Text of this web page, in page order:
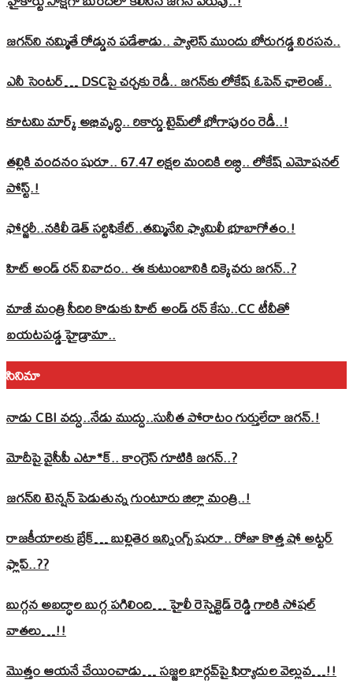
జగన్‌ని నమ్మితే రోడ్డున పడేశాడు.. ప్యాలెస్‌ ముందు బోరుగడ్డ నిరసన..
ఎనీ సెంటర్‌… DSCపై చర్చకు రెడీ.. జగన్‌కు లోకేష్‌ ఓపెన్ ఛాలెంజ్..
కూటమి మార్క్ అభివృద్ధి.. రికార్డు టైమ్‌లో భోగాపురం రెడీ..!
తల్లికి వందనం షురూ.. 67.47 లక్షల మందికి లబ్ధి.. లోకేష్‌ ఎమోషనల్
పోస్ట్‌.!
ఫోర్జరీ..నకిలీ డెత్ సర్టిఫికేట్..తమ్మినేని ఫ్యామిలీ భూబాగోతం.!
హిట్ అండ్ రన్ వివాదం.. ఈ కుటుంబానికి దిక్కెవరు జగన్..?
మాజీ మంత్రి సీదిరి కొడుకు హిట్ అండ్ రన్ కేసు..CC టీవీతో
బయటపడ్డ హైడ్రామా..
సినిమా
నాడు CBI వద్దు..నేడు ముద్దు..సునీత పోరాటం గుర్తులేదా జగన్.!
మోదీపై వైసీపీ ఎటా*క్.. కాంగ్రెస్ గూటికి జగన్..?
జగన్‌ని టెన్షన్‌ పెడుతున్న గుంటూరు జిల్లా మంత్రి..!
రాజకీయాలకు బ్రేక్… బుల్లితెర ఇన్నింగ్స్ షురూ.. రోజా కొత్త షో అట్టర్
ఫ్లాప్..??
బుగ్గన అబద్ధాల బుగ్గ పగిలింది… హైలీ రెస్పెక్టెడ్‌ రెడ్డి గారికి సోషల్‌
వాతలు…!!
మొత్తం ఆయనే చేయించాడు… సజ్జల భార్గవ్‌పై ఫిర్యాదుల వెల్లువ…!!